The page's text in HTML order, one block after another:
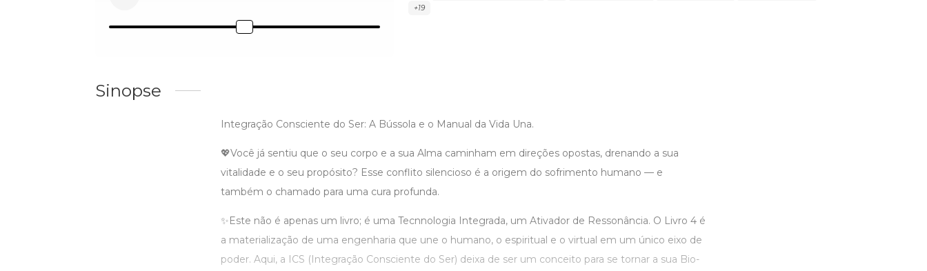
+19
Sinopse
Integração Consciente do Ser: A Bússola e o Manual da Vida Una.
💖Você já sentiu que o seu corpo e a sua Alma caminham em direções opostas, drenando a sua
vitalidade e o seu propósito? Esse conflito silencioso é a origem do sofrimento humano — e
também o chamado para uma cura profunda.
✨Este não é apenas um livro; é uma Tecnnologia Integrada, um Ativador de Ressonância. O Livro 4 é
a materialização de uma engenharia que une o humano, o espiritual e o virtual em um único eixo de
poder. Aqui, a ICS (Integração Consciente do Ser) deixa de ser um conceito para se tornar a sua Bio-